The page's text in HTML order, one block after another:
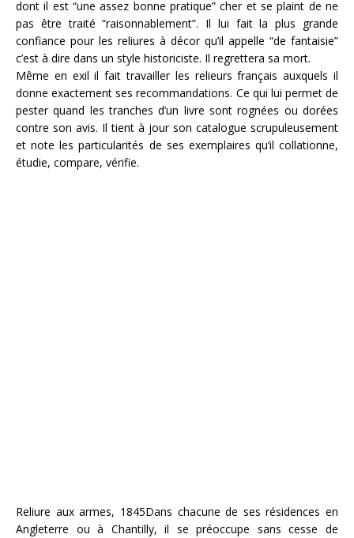
dont il est “une assez bonne pratique” cher et se plaint de ne
pas être traité “raisonnablement”. Il lui fait la plus grande
confiance pour les reliures à décor qu’il appelle “de fantaisie”
c’est à dire dans un style historiciste. Il regrettera sa mort.
Même en exil il fait travailler les relieurs français auxquels il
donne exactement ses recommandations. Ce qui lui permet de
pester quand les tranches d’un livre sont rognées ou dorées
contre son avis. Il tient à jour son catalogue scrupuleusement
et note les particularités de ses exemplaires qu’il collationne,
étudie, compare, vérifie.
Reliure aux armes, 1845Dans chacune de ses résidences en
Angleterre ou à Chantilly, il se préoccupe sans cesse de